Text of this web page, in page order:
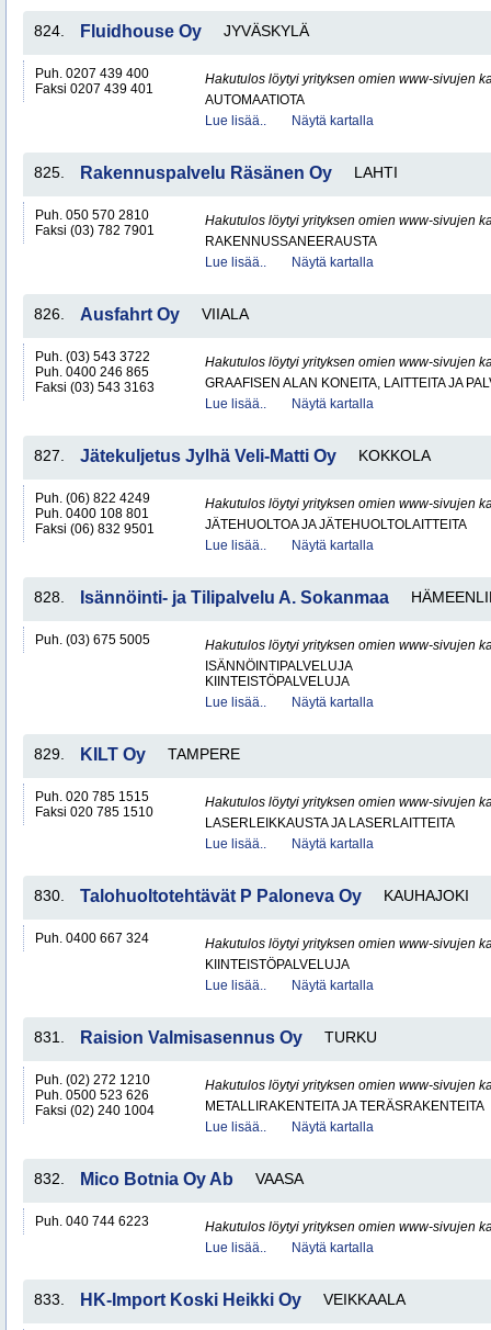
824. Fluidhouse Oy JYVÄSKYLÄ
Puh. 0207 439 400
Faksi 0207 439 401
Hakutulos löytyi yrityksen omien www-sivujen
AUTOMAATIOTA
Lue lisää..
Näytä kartalla
825. Rakennuspalvelu Räsänen Oy LAHTI
Puh. 050 570 2810
Faksi (03) 782 7901
Hakutulos löytyi yrityksen omien www-sivujen
RAKENNUSSANEERAUSTA
Lue lisää..
Näytä kartalla
826. Ausfahrt Oy VIIALA
Puh. (03) 543 3722
Puh. 0400 246 865
Faksi (03) 543 3163
Hakutulos löytyi yrityksen omien www-sivujen
GRAAFISEN ALAN KONEITA, LAITTEITA JA
Lue lisää..
Näytä kartalla
827. Jätekuljetus Jylhä Veli-Matti Oy KOKKOLA
Puh. (06) 822 4249
Puh. 0400 108 801
Faksi (06) 832 9501
Hakutulos löytyi yrityksen omien www-sivujen
JÄTEHUOLTOA JA JÄTEHUOLTOLAITTEITA
Lue lisää..
Näytä kartalla
828. Isännöinti- ja Tilipalvelu A. Sokanmaa
Puh. (03) 675 5005
Hakutulos löytyi yrityksen omien www-sivujen
ISÄNNÖINTIPALVELUJA
KIINTEISTÖPALVELUJA
Lue lisää..
Näytä kartalla
829. KILT Oy TAMPERE
Puh. 020 785 1515
Faksi 020 785 1510
Hakutulos löytyi yrityksen omien www-sivujen
LASERLEIKKAUSTA JA LASERLAITTEITA
Lue lisää..
Näytä kartalla
830. Talohuoltotehtävät P Paloneva Oy KAUHAJOKI
Puh. 0400 667 324
Hakutulos löytyi yrityksen omien www-sivujen
KIINTEISTÖPALVELUJA
Lue lisää..
Näytä kartalla
831. Raision Valmisasennus Oy TURKU
Puh. (02) 272 1210
Puh. 0500 523 626
Faksi (02) 240 1004
Hakutulos löytyi yrityksen omien www-sivujen
METALLIRAKENTEITA JA TERÄSRAKENTEITA
Lue lisää..
Näytä kartalla
832. Mico Botnia Oy Ab VAASA
Puh. 040 744 6223
Hakutulos löytyi yrityksen omien www-sivujen
Lue lisää..
Näytä kartalla
833. HK-Import Koski Heikki Oy VEIKKAALA